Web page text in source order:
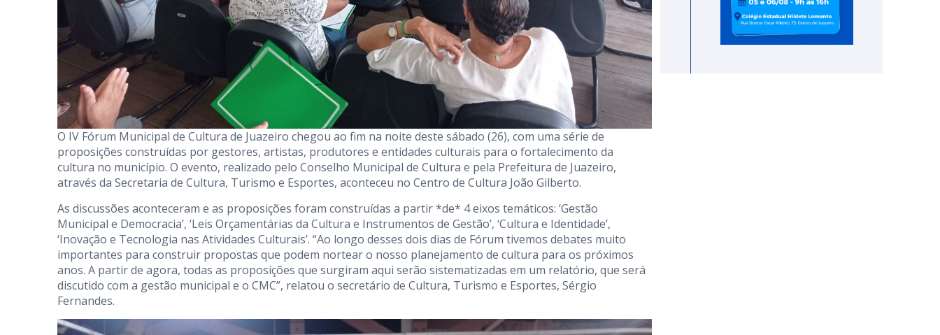
O IV Fórum Municipal de Cultura de Juazeiro chegou ao fim na noite deste sábado (26), com uma série de
proposições construídas por gestores, artistas, produtores e entidades culturais para o fortalecimento da
cultura no município. O evento, realizado pelo Conselho Municipal de Cultura e pela Prefeitura de Juazeiro,
através da Secretaria de Cultura, Turismo e Esportes, aconteceu no Centro de Cultura João Gilberto.
As discussões aconteceram e as proposições foram construídas a partir *de* 4 eixos temáticos: ‘Gestão
Municipal e Democracia’, ‘Leis Orçamentárias da Cultura e Instrumentos de Gestão’, ‘Cultura e Identidade’,
‘Inovação e Tecnologia nas Atividades Culturais’. “Ao longo desses dois dias de Fórum tivemos debates muito
importantes para construir propostas que podem nortear o nosso planejamento de cultura para os próximos
anos. A partir de agora, todas as proposições que surgiram aqui serão sistematizadas em um relatório, que será
discutido com a gestão municipal e o CMC”, relatou o secretário de Cultura, Turismo e Esportes, Sérgio
Fernandes.